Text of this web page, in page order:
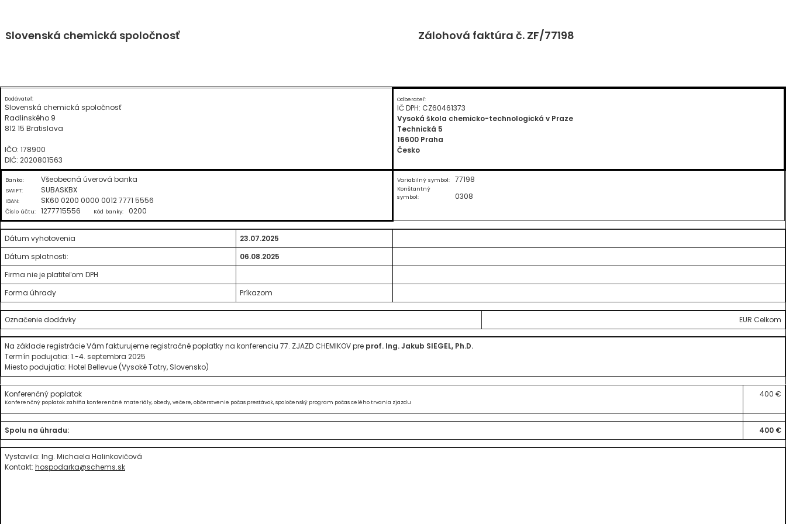
to
Slovenská chemická spoločnosť Zálohová faktúra č. ZF/77198
Dodávateľ:
Slovenská chemická spoločnosť
Radlinského 9
812 15 Bratislava
IČO: 178900
DIČ: 2020801563
Odberateľ:
IČ DPH: CZ60461373
Vysoká škola chemicko-technologická v Praze
Technická 5
16600 Praha
Česko
Banka: Všeobecná úverová banka
SWIFT: SUBASKBX
IBAN: SK60 0200 0000 0012 7771 5556
Číslo účtu: 1277715556 Kód banky: 0200
Variabilný symbol: 77198
Konštantný
symbol:
0308
Dátum vyhotovenia
23.07.2025
Dátum splatnosti:
06.08.2025
Firma nie je platiteľom DPH
Forma úhrady
Príkazom
Označenie dodávky EUR Celkom
Na základe registrácie Vám fakturujeme registračné poplatky na konferenciu 77. ZJAZD CHEMIKOV pre prof. Ing. Jakub SIEGEL, Ph.D.
Termín podujatia: 1.-4. septembra 2025
Miesto podujatia: Hotel Bellevue (Vysoké Tatry, Slovensko)
Konferenčný poplatok
Konferenčný poplatok zahŕňa konferenčné materiály, obedy, večere, občerstvenie počas prestávok, spoločenský program počas celého trvania zjazdu
400 €
Spolu na úhradu: 400 €
Vystavila: Ing. Michaela Halinkovičová
Kontakt: hospodarka@schems.sk